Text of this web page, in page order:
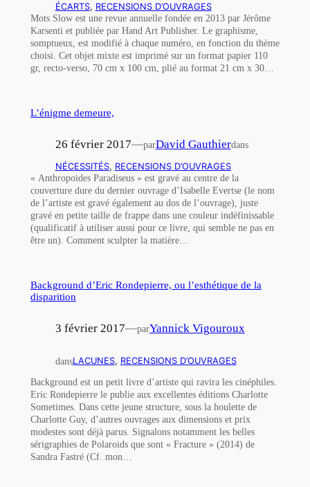
ÉCARTS, RECENSIONS D’OUVRAGES
Mots Slow est une revue annuelle fondée en 2013 par Jérôme
Karsenti et publiée par Hand Art Publisher. Le graphisme,
somptueux, est modifié à chaque numéro, en fonction du thème
choisi. Cet objet mixte est imprimé sur un format papier 110
gr, recto-verso, 70 cm x 100 cm, plié au format 21 cm x 30…
L’énigme demeure,
26 février 2017—parDavid Gauthierdans
NÉCESSITÉS, RECENSIONS D’OUVRAGES
« Anthropoides Paradiseus » est gravé au centre de la
couverture dure du dernier ouvrage d’Isabelle Evertse (le nom
de l’artiste est gravé également au dos de l’ouvrage), juste
gravé en petite taille de frappe dans une couleur indéfinissable
(qualificatif à utiliser aussi pour ce livre, qui semble ne pas en
être un). Comment sculpter la matière…
Background d’Eric Rondepierre, ou l’esthétique de la
disparition
3 février 2017—parYannick Vigouroux
dansLACUNES, RECENSIONS D’OUVRAGES
Background est un petit livre d’artiste qui ravira les cinéphiles.
Eric Rondepierre le publie aux excellentes éditions Charlotte
Sometimes. Dans cette jeune structure, sous la houlette de
Charlotte Guy, d’autres ouvrages aux dimensions et prix
modestes sont déjà parus. Signalons notamment les belles
sérigraphies de Polaroids que sont « Fracture » (2014) de
Sandra Fastré (Cf. mon…